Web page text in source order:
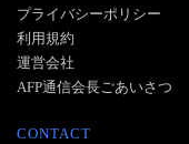
プライバシーポリシー
利用規約
運営会社
AFP通信会長ごあいさつ
CONTACT